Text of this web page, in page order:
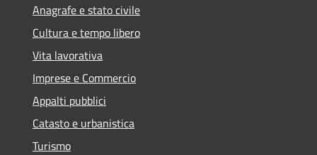
Anagrafe e stato civile
Cultura e tempo libero
Vita lavorativa
Imprese e Commercio
Appalti pubblici
Catasto e urbanistica
Turismo